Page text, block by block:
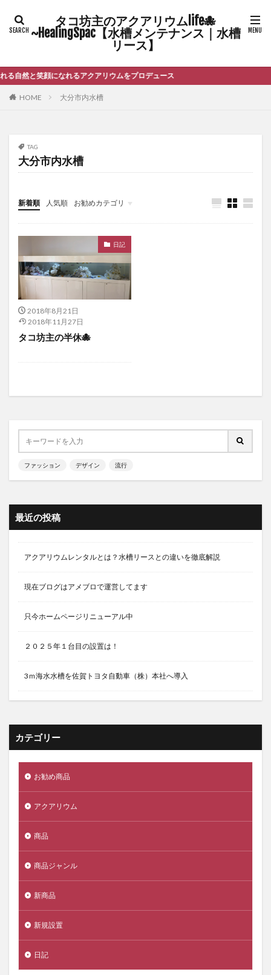
タコ坊主のアクアリウムlife🐙
~HealingSpac【水槽メンテナンス｜水槽
リース】
自然と笑顔になれるアクアリウムをプロデュース
HOME 大分市内水槽
TAG
大分市内水槽
新着順 人気順 お勧めカテゴリ
未分類
日記
2018年8月21日
2018年11月27日
タコ坊主の半休🐙
ファッション デザイン 流行
最近の投稿
アクアリウムレンタルとは？水槽リースとの違いを徹底解説
現在ブログはアメブロで運営してます
只今ホームページリニューアル中
２０２５年１台目の設置は！
3ｍ海水水槽を佐賀トヨタ自動車（株）本社へ導入
カテゴリー
お勧め商品
アクアリウム
商品
商品ジャンル
新商品
新規設置
日記